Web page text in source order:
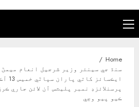
Primary
Menu
Home
سنڌ جي سينئر وزير شرجيل انعام
پرسنلائزڊ نمبر پليٽس آن لائن جاري
ڪيو پيو وڃي